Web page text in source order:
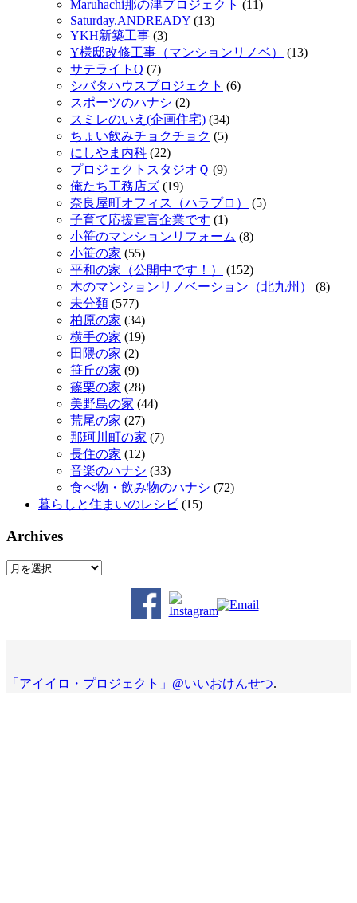
Maruhachi那の津プロジェクト (11)
Saturday.ANDREADY (13)
YKH新築工事 (3)
Y様邸改修工事（マンションリノベ）
(13)
サテライトQ (7)
シバタハウスプロジェクト (6)
スポーツのハナシ (2)
スミレのいえ(企画住宅) (34)
ちょい飲みチョクチョク (5)
にしやま内科 (22)
プロジェクトスタジオＱ (9)
俺たち工務店ズ (19)
奈良屋町オフィス（ハラプロ）
(5)
子育て応援宣言企業です (1)
小笹のマンションリフォーム (8)
小笹の家 (55)
平和の家（公開中です！）
(152)
木のマンションリノベーション（北九州）
(8)
未分類 (577)
柏原の家 (34)
横手の家 (19)
田隈の家 (2)
笹丘の家 (9)
篠栗の家 (28)
美野島の家 (44)
荒尾の家 (27)
那珂川町の家 (7)
長住の家 (12)
音楽のハナシ (33)
食べ物・飲み物のハナシ (72)
暮らしと住まいのレシピ (15)
Archives
Archives
「アイイロ・プロジェクト」@いいおけんせつ.